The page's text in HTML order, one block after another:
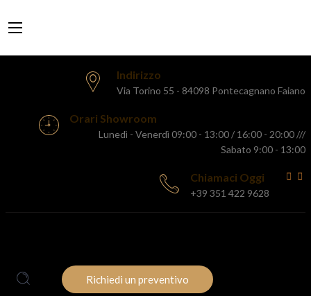
Indirizzo
Via Torino 55 - 84098 Pontecagnano Faiano
Orari Showroom
Lunedì - Venerdì 09:00 - 13:00 / 16:00 - 20:00 ///
Sabato 9:00 - 13:00
Chiamaci Oggi
+39 351 422 9628
Richiedi un preventivo